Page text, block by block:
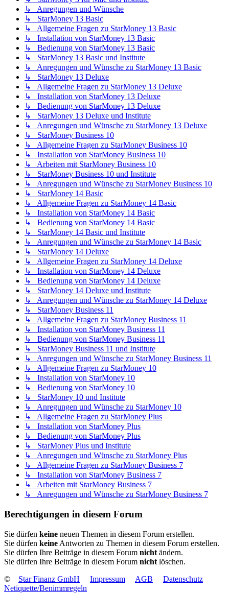
↳ Anregungen und Wünsche
↳ StarMoney 13 Basic
↳ Allgemeine Fragen zu StarMoney 13 Basic
↳ Installation von StarMoney 13 Basic
↳ Bedienung von StarMoney 13 Basic
↳ StarMoney 13 Basic und Institute
↳ Anregungen und Wünsche zu StarMoney 13 Basic
↳ StarMoney 13 Deluxe
↳ Allgemeine Fragen zu StarMoney 13 Deluxe
↳ Installation von StarMoney 13 Deluxe
↳ Bedienung von StarMoney 13 Deluxe
↳ StarMoney 13 Deluxe und Institute
↳ Anregungen und Wünsche zu StarMoney 13 Deluxe
↳ StarMoney Business 10
↳ Allgemeine Fragen zu StarMoney Business 10
↳ Installation von StarMoney Business 10
↳ Arbeiten mit StarMoney Business 10
↳ StarMoney Business 10 und Institute
↳ Anregungen und Wünsche zu StarMoney Business 10
↳ StarMoney 14 Basic
↳ Allgemeine Fragen zu StarMoney 14 Basic
↳ Installation von StarMoney 14 Basic
↳ Bedienung von StarMoney 14 Basic
↳ StarMoney 14 Basic und Institute
↳ Anregungen und Wünsche zu StarMoney 14 Basic
↳ StarMoney 14 Deluxe
↳ Allgemeine Fragen zu StarMoney 14 Deluxe
↳ Installation von StarMoney 14 Deluxe
↳ Bedienung von StarMoney 14 Deluxe
↳ StarMoney 14 Deluxe und Institute
↳ Anregungen und Wünsche zu StarMoney 14 Deluxe
↳ StarMoney Business 11
↳ Allgemeine Fragen zu StarMoney Business 11
↳ Installation von StarMoney Business 11
↳ Bedienung von StarMoney Business 11
↳ StarMoney Business 11 und Institute
↳ Anregungen und Wünsche zu StarMoney Business 11
↳ Allgemeine Fragen zu StarMoney 10
↳ Installation von StarMoney 10
↳ Bedienung von StarMoney 10
↳ StarMoney 10 und Institute
↳ Anregungen und Wünsche zu StarMoney 10
↳ Allgemeine Fragen zu StarMoney Plus
↳ Installation von StarMoney Plus
↳ Bedienung von StarMoney Plus
↳ StarMoney Plus und Institute
↳ Anregungen und Wünsche zu StarMoney Plus
↳ Allgemeine Fragen zu StarMoney Business 7
↳ Installation von StarMoney Business 7
↳ Arbeiten mit StarMoney Business 7
↳ Anregungen und Wünsche zu StarMoney Business 7
Berechtigungen in diesem Forum
Sie dürfen keine neuen Themen in diesem Forum erstellen.
Sie dürfen keine Antworten zu Themen in diesem Forum erstellen.
Sie dürfen Ihre Beiträge in diesem Forum nicht ändern.
Sie dürfen Ihre Beiträge in diesem Forum nicht löschen.
©
Star Finanz GmbH Impressum AGB
Datenschutz
Netiquette/Benimmregeln